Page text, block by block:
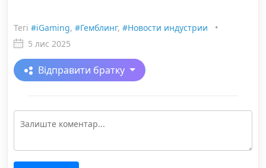
Тегі #iGaming, #Гемблинг, #Новости индустрии
•
5 лис 2025
Відправити братку